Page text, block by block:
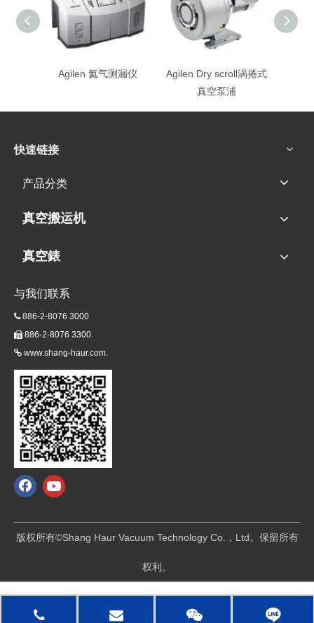
Agilen 氦气测漏仪
Agilen Dry scroll涡捲式
真空泵浦
快速链接
产品分类
真空搬运机
真空錶
与我们联系
886-2-8076 3000
 886-2-8076 3300.
 www.shang-haur.com.
版权所有©Shang Haur Vacuum Technology Co.，Ltd。保留所有
权利。